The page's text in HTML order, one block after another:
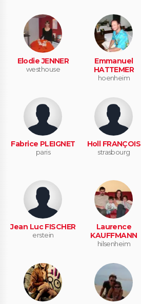
Elodie JENNER
westhouse
Emmanuel
HATTEMER
hoenheim
Fabrice PLEIGNET
paris
Holl FRANÇOIS
strasbourg
Jean Luc FISCHER
erstein
Laurence
KAUFFMANN
hilsenheim